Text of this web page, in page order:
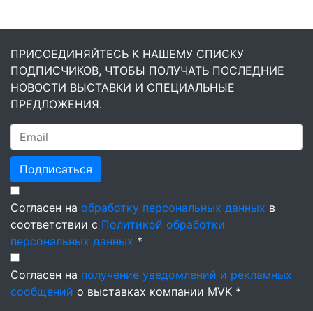
ПРИСОЕДИНЯЙТЕСЬ К НАШЕМУ СПИСКУ
ПОДПИСЧИКОВ, ЧТОБЫ ПОЛУЧАТЬ ПОСЛЕДНИЕ
НОВОСТИ ВЫСТАВКИ И СПЕЦИАЛЬНЫЕ
ПРЕДЛОЖЕНИЯ.
Подписаться
Согласен на обработку персональных данных в
соответствии с Политикой обработки
персональных данных *
Согласен на получение уведомлений и рекламных
сообщений о выставках компании MVK *